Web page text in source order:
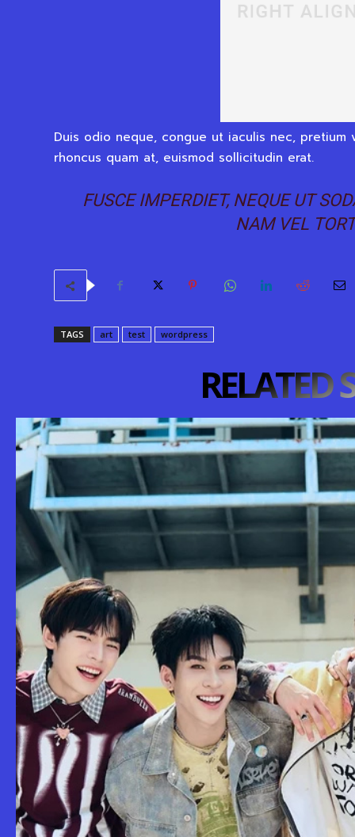
Duis odio neque, congue ut iaculis nec,
rhoncus quam at, euismod sollicitudin erat.
FUSCE IMPERDIET, NEQUE UT
NAM VEL
TAGS art test wordpress
RELATED